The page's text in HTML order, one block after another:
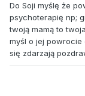
Do Soji myślę że
psychoterapię np;
twoją mamą to
myśl o jej
się zdarzają